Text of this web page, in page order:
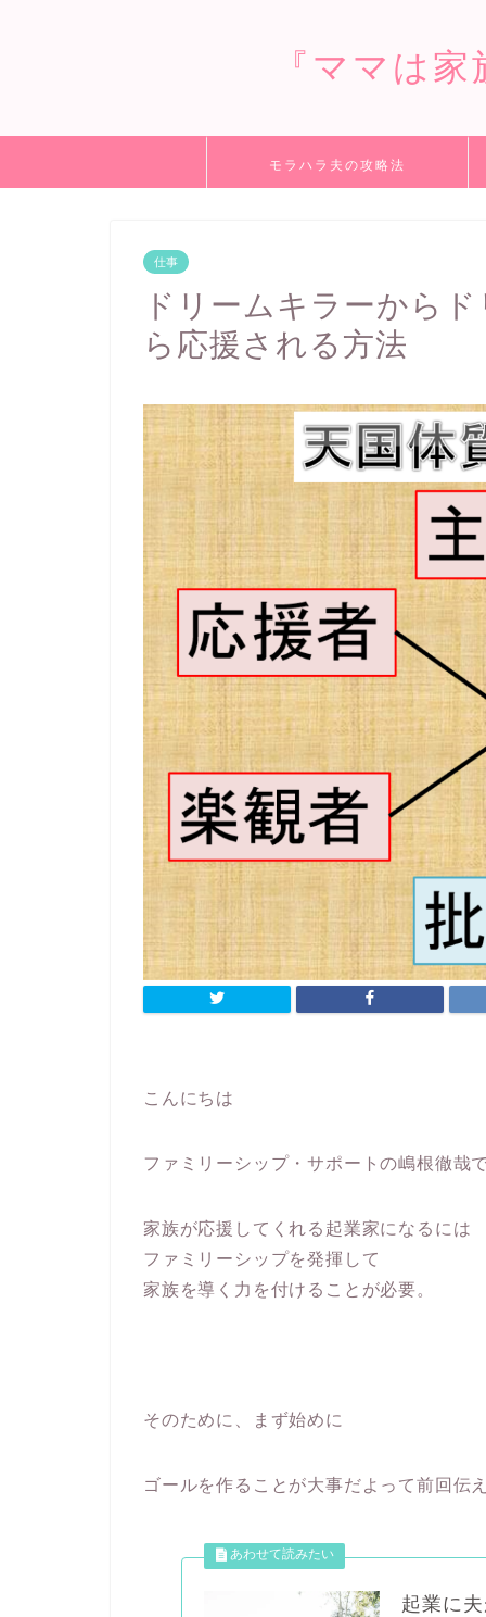
『ママは
モラハラ夫の攻略法
仕事
ドリームキラーから
ら応援される方法
こんにちは
ファミリーシップ・サポートの嶋根徹哉
家族が応援してくれる起業家になるには
ファミリーシップを発揮して
家族を導く力を付けることが必要。
そのために、まず始めに
ゴールを作ることが大事だよって前回伝
起業に